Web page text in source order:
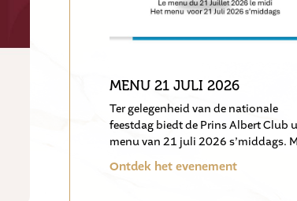
MENU 21 JULI 2026
Ter gelegenheid van de nationale
feestdag biedt de Prins Albert Club
menu van 21 juli 2026 s’middags.
Ontdek het evenement